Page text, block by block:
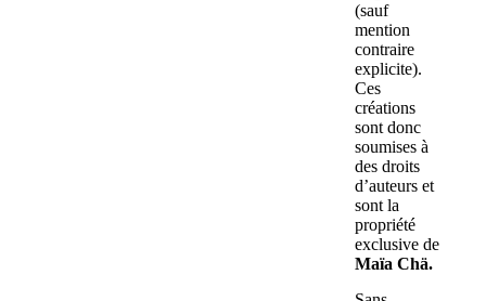
(sauf
mention
contraire
explicite).
Ces
créations
sont donc
soumises à
des droits
d’auteurs et
sont la
propriété
exclusive de
Maïa Chä.